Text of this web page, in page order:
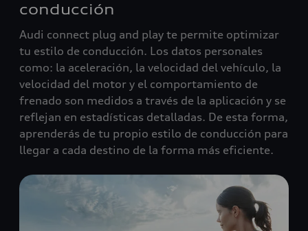
conducción
Audi connect plug and play te permite optimizar
tu estilo de conducción. Los datos personales
como: la aceleración, la velocidad del vehículo, la
velocidad del motor y el comportamiento de
frenado son medidos a través de la aplicación y se
reflejan en estadísticas detalladas. De esta forma,
aprenderás de tu propio estilo de conducción para
llegar a cada destino de la forma más eficiente.